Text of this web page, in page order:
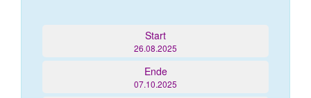
Start
26.08.2025
Ende
07.10.2025